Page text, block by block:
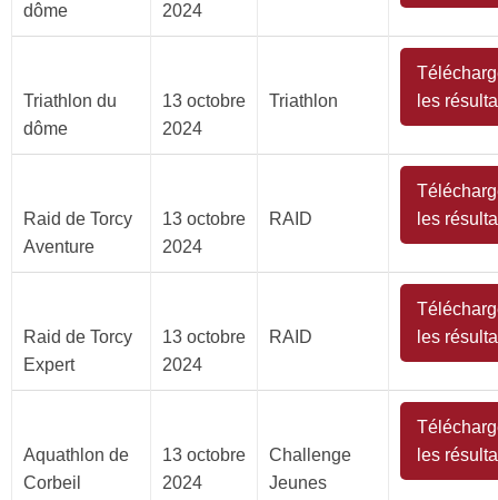
dôme
2024
Triathlon du
dôme
13 octobre
2024
Triathlon
les
Raid de Torcy
Aventure
13 octobre
2024
RAID
les
Raid de Torcy
Expert
13 octobre
2024
RAID
les
Aquathlon de
Corbeil
13 octobre
2024
Challenge
Jeunes
les